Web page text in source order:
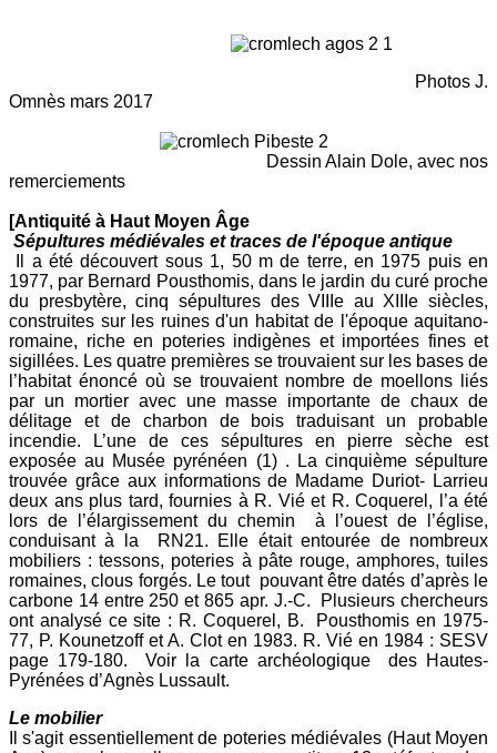
Photos J.
Omnès mars 2017
Dessin Alain Dole, avec nos
remerciements
[Antiquité à Haut Moyen Âge
Sépultures médiévales et traces de l'époque antique
Il a été découvert sous 1, 50 m de terre, en 1975 puis en
1977, par Bernard Pousthomis, dans le jardin du curé proche
du presbytère, cinq sépultures des VIIIe au XIIIe siècles,
construites sur les ruines d'un habitat de l'époque aquitano-
romaine, riche en poteries indigènes et importées fines et
sigillées. Les quatre premières se trouvaient sur les bases de
l’habitat énoncé où se trouvaient nombre de moellons liés
par un mortier avec une masse importante de chaux de
délitage et de charbon de bois traduisant un probable
incendie. L’une de ces sépultures en pierre sèche est
exposée au Musée pyrénéen (1) . La cinquième sépulture
trouvée grâce aux informations de Madame Duriot- Larrieu
deux ans plus tard, fournies à R. Vié et R. Coquerel, l’a été
lors de l’élargissement du chemin à l’ouest de l’église,
conduisant à la RN21. Elle était entourée de nombreux
mobiliers : tessons, poteries à pâte rouge, amphores, tuiles
romaines, clous forgés. Le tout pouvant être datés d’après le
carbone 14 entre 250 et 865 apr. J.-C. Plusieurs chercheurs
ont analysé ce site : R. Coquerel, B. Pousthomis en 1975-
77, P. Kounetzoff et A. Clot en 1983. R. Vié en 1984 : SESV
page 179-180. Voir la carte archéologique des Hautes-
Pyrénées d’Agnès Lussault.
Le mobilier
Il s'agit essentiellement de poteries médiévales (Haut Moyen